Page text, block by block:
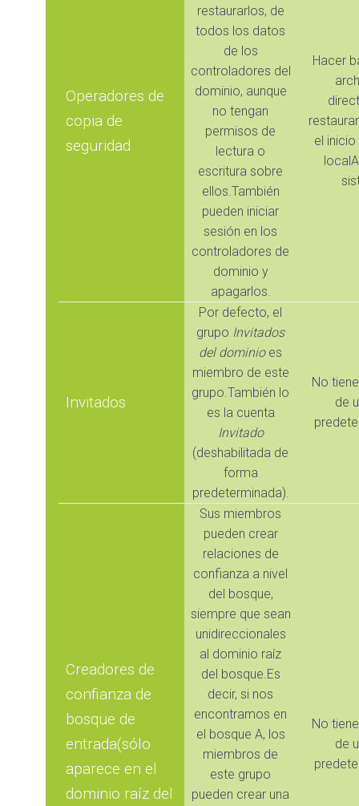
Operadores de
copia de
seguridad
restaurarlos, de
todos los datos
de los
controladores del
dominio, aunque
no tengan
permisos de
lectura o
escritura sobre
ellos.También
pueden iniciar
sesión en los
controladores de
dominio y
apagarlos.
Hacer
el
Invitados
Por defecto, el
grupo Invitados
del dominioes
miembro de este
grupo.También lo
es la cuenta
Invitado
(deshabilitada de
forma
predeterminada).
No
de
Creadores de
confianza de
bosque de
entrada(sólo
aparece en el
dominio raíz del
Sus miembros
pueden crear
relaciones de
confianza a nivel
del bosque,
siempre que sean
unidireccionales
al dominio raíz
del bosque.Es
decir, si nos
encontramos en
el bosque A, los
miembros de
este grupo
pueden crear una
No
de